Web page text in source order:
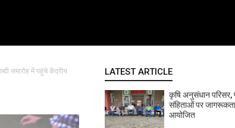
समारोह में पहुंचे केंद्रीय
LATEST ARTICLE
कृषि अनुसंधान परिसर,
संहिताओं पर
आयोजित